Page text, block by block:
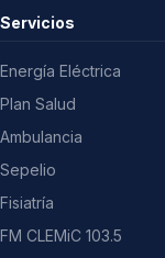
Servicios
Energía Eléctrica
Plan Salud
Ambulancia
Sepelio
Fisiatría
FM CLEMiC 103.5